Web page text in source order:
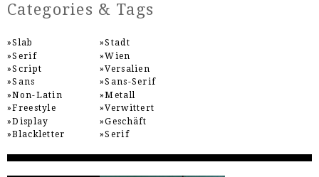
Categories & Tags
Slab
Serif
Script
Sans
Non-Latin
Freestyle
Display
Blackletter
Stadt
Wien
Versalien
Sans-Serif
Metall
Verwittert
Geschäft
Serif